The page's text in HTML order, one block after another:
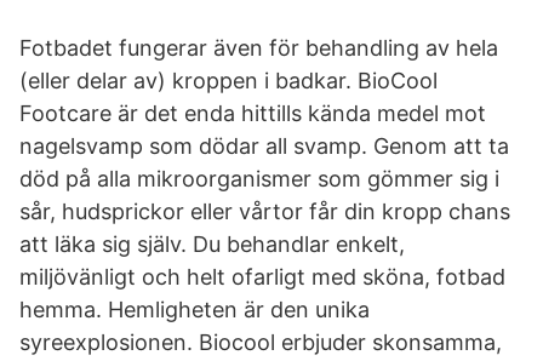
Fotbadet fungerar även för behandling av hela
(eller delar av) kroppen i badkar. BioCool
Footcare är det enda hittills kända medel mot
nagelsvamp som dödar all svamp. Genom att ta
död på alla mikroorganismer som gömmer sig i
sår, hudsprickor eller vårtor får din kropp chans
att läka sig själv. Du behandlar enkelt,
miljövänligt och helt ofarligt med sköna, fotbad
hemma. Hemligheten är den unika
syreexplosionen. Biocool erbjuder skonsamma,